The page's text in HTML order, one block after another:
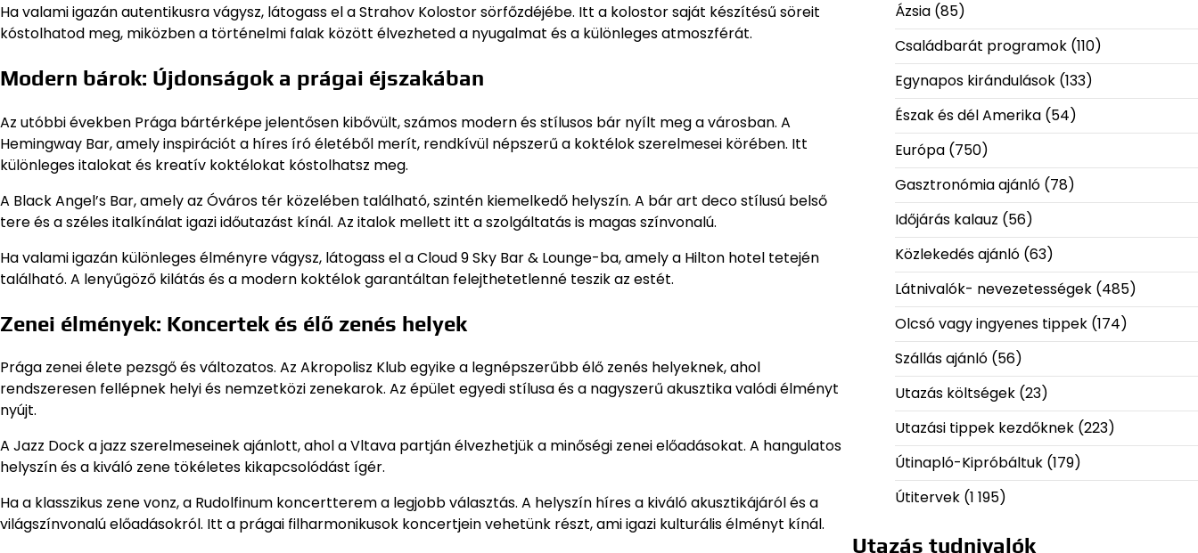
Ha valami igazán autentikusra vágysz, látogass el a Strahov Kolostor sörfőzdéjébe. Itt a kolostor saját készítésű söreit
kóstolhatod meg, miközben a történelmi falak között élvezheted a nyugalmat és a különleges atmoszférát.
Modern bárok: Újdonságok a prágai éjszakában
Az utóbbi években Prága bártérképe jelentősen kibővült, számos modern és stílusos bár nyílt meg a városban. A
Hemingway Bar, amely inspirációt a híres író életéből merít, rendkívül népszerű a koktélok szerelmesei körében. Itt
különleges italokat és kreatív koktélokat kóstolhatsz meg.
A Black Angel’s Bar, amely az Óváros tér közelében található, szintén kiemelkedő helyszín. A bár art deco stílusú belső
tere és a széles italkínálat igazi időutazást kínál. Az italok mellett itt a szolgáltatás is magas színvonalú.
Ha valami igazán különleges élményre vágysz, látogass el a Cloud 9 Sky Bar & Lounge-ba, amely a Hilton hotel tetején
található. A lenyűgöző kilátás és a modern koktélok garantáltan felejthetetlenné teszik az estét.
Zenei élmények: Koncertek és élő zenés helyek
Prága zenei élete pezsgő és változatos. Az Akropolisz Klub egyike a legnépszerűbb élő zenés helyeknek, ahol
rendszeresen fellépnek helyi és nemzetközi zenekarok. Az épület egyedi stílusa és a nagyszerű akusztika valódi élményt
nyújt.
A Jazz Dock a jazz szerelmeseinek ajánlott, ahol a Vltava partján élvezhetjük a minőségi zenei előadásokat. A hangulatos
helyszín és a kiváló zene tökéletes kikapcsolódást ígér.
Ha a klasszikus zene vonz, a Rudolfinum koncertterem a legjobb választás. A helyszín híres a kiváló akusztikájáról és a
világszínvonalú előadásokról. Itt a prágai filharmonikusok koncertjein vehetünk részt, ami igazi kulturális élményt kínál.
Ázsia(85)
Családbarát programok(110)
Egynapos kirándulások(133)
Észak és dél Amerika(54)
Európa(750)
Gasztronómia ajánló(78)
Időjárás kalauz (56)
Közlekedés ajánló(63)
Látnivalók- nevezetességek(485)
Olcsó vagy ingyenes tippek(174)
Szállás ajánló(56)
Utazás költségek(23)
Utazási tippek kezdőknek(223)
Útinapló-Kipróbáltuk(179)
Útitervek(1 195)
Utazás tudnivalók